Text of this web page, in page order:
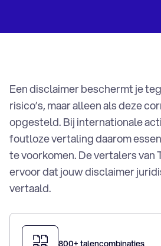
Japans vertaalbureau
Kazachs vertaalbureau
Koreaans vertaalbureau
Kroatisch vertaalbureau
Lets vertaalbureau
Litouws vertaalbureau
Nederlands vertaalbureau
Noors vertaalbureau
Portugees vertaalbureau
Een disclaimer beschermt je
risico’s, maar alleen als deze
opgesteld. Bij internationale
foutloze vertaling daarom
te voorkomen. De vertalers
ervoor dat jouw disclaimer
vertaald.